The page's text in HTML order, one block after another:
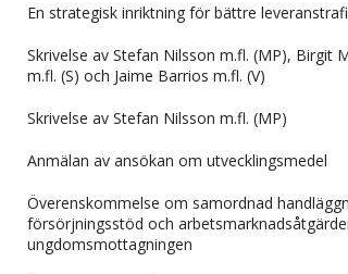
En strategisk inriktning för bättre
Skrivelse av Stefan Nilsson m.fl. (MP), Birgit
m.fl. (S) och Jaime Barrios m.fl. (V)
Skrivelse av Stefan Nilsson m.fl. (MP)
Anmälan av ansökan om utvecklingsmedel
Överenskommelse om samordnad
försörjningsstöd och
ungdomsmottagningen